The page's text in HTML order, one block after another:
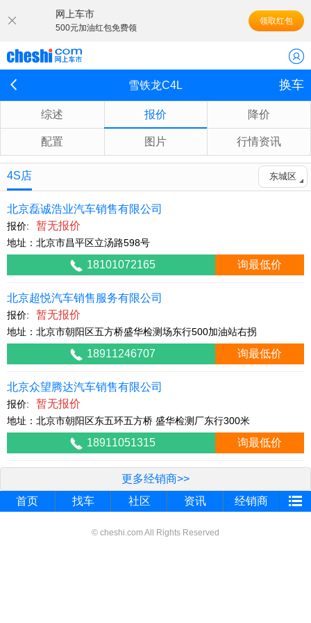
网上车市
500元加油红包免费领
领取红包
雪铁龙C4L 换车
综述 报价 降价
配置 图片 行情资讯
4S店 东城区
北京磊诚浩业汽车销售有限公司
报价: 暂无报价
地址：北京市昌平区立汤路598号
18101072165 询最低价
北京超悦汽车销售服务有限公司
报价: 暂无报价
地址：北京市朝阳区五方桥盛华检测场东行500加油站右拐
18911246707 询最低价
北京众望腾达汽车销售有限公司
报价: 暂无报价
地址：北京市朝阳区东五环五方桥 盛华检测厂东行300米
18911051315 询最低价
更多经销商>>
首页
找车 社区 资讯 经销商
© cheshi.com All Rights Reserved